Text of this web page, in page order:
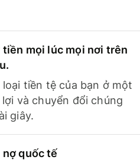
tiền mọi lúc mọi nơi trên
loại tiền tệ của bạn ở một
và chuyển đổi chúng
giây.
nợ quốc tế